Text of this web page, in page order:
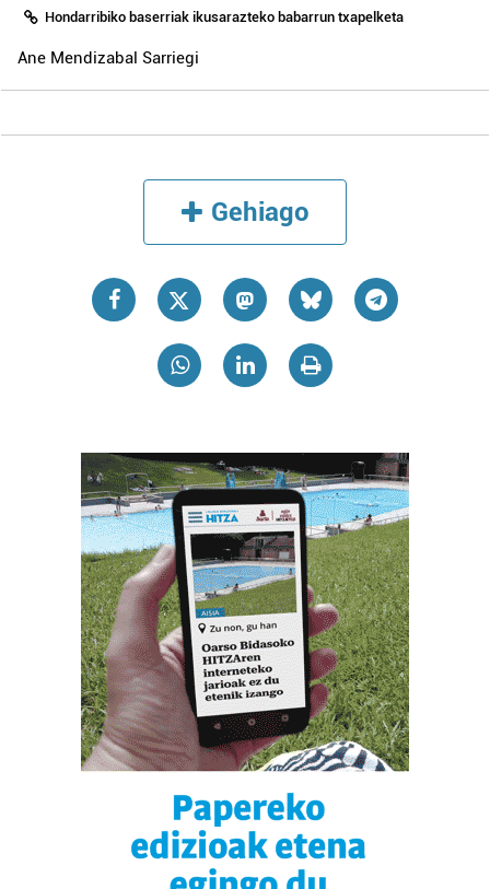
Hondarribiko baserriak ikusarazteko babarrun txapelketa
Ane Mendizabal Sarriegi
Gehiago